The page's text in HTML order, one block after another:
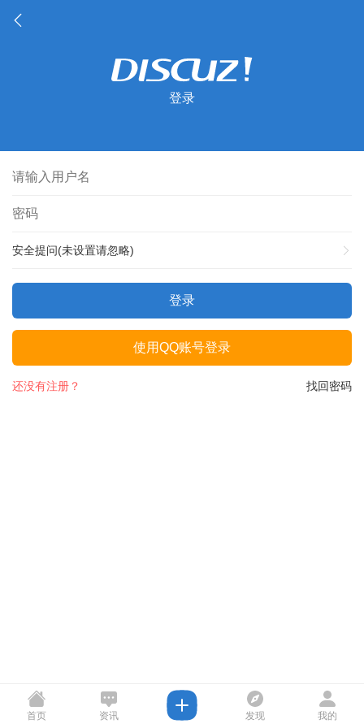
登录
安全提问(未设置请忽略)
登录
使用QQ账号登录
找回密码
还没有注册？
首页 资讯 发现 我的